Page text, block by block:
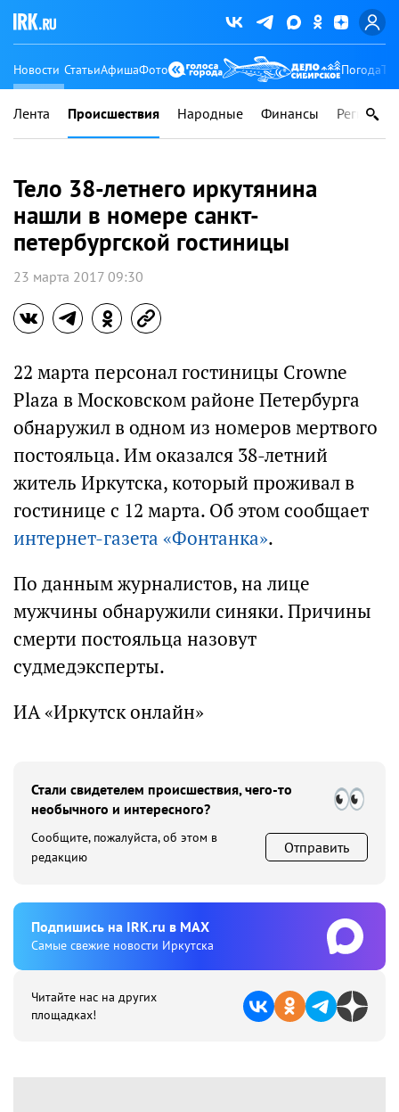
Новости СтатьиАфишаФото Погода
Лента Происшествия Народные Финансы Регионы
Тело 38-летнего иркутянина
нашли в номере санкт-
петербургской гостиницы
23 марта 2017 09:30
22 марта персонал гостиницы Crowne
Plaza в Московском районе Петербурга
обнаружил в одном из номеров мертвого
постояльца. Им оказался 38-летний
житель Иркутска, который проживал в
гостинице с 12 марта. Об этом сообщает
интернет-газета «Фонтанка».
По данным журналистов, на лице
мужчины обнаружили синяки. Причины
смерти постояльца назовут
судмедэксперты.
ИА «Иркутск онлайн»
Стали свидетелем происшествия, чего-то
необычного и интересного?
Сообщите, пожалуйста, об этом в
редакцию
Отправить
Подпишиcь на IRK.ru в MAX
Cамые свежие новости Иркутска
Читайте нас на других
площадках!